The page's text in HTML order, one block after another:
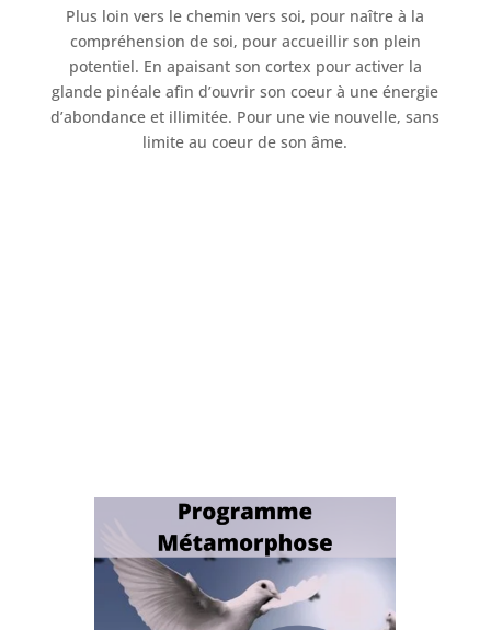
Plus loin vers le chemin vers soi, pour naître à la
compréhension de soi, pour accueillir son plein
potentiel. En apaisant son cortex pour activer la
glande pinéale afin d’ouvrir son coeur à une énergie
d’abondance et illimitée. Pour une vie nouvelle, sans
limite au coeur de son âme.